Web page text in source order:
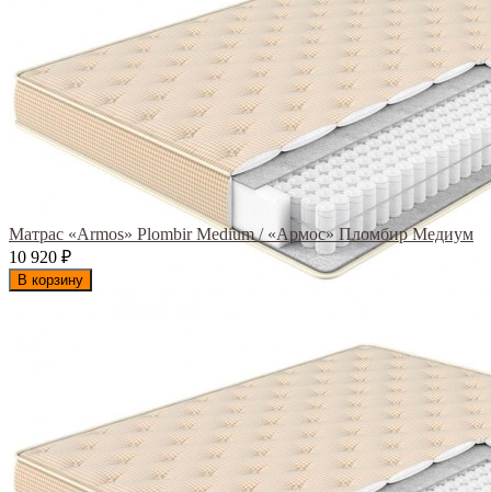
Матрас «Armos» Plombir Medium / «Армос» Пломбир Медиум
10 920 ₽
В корзину